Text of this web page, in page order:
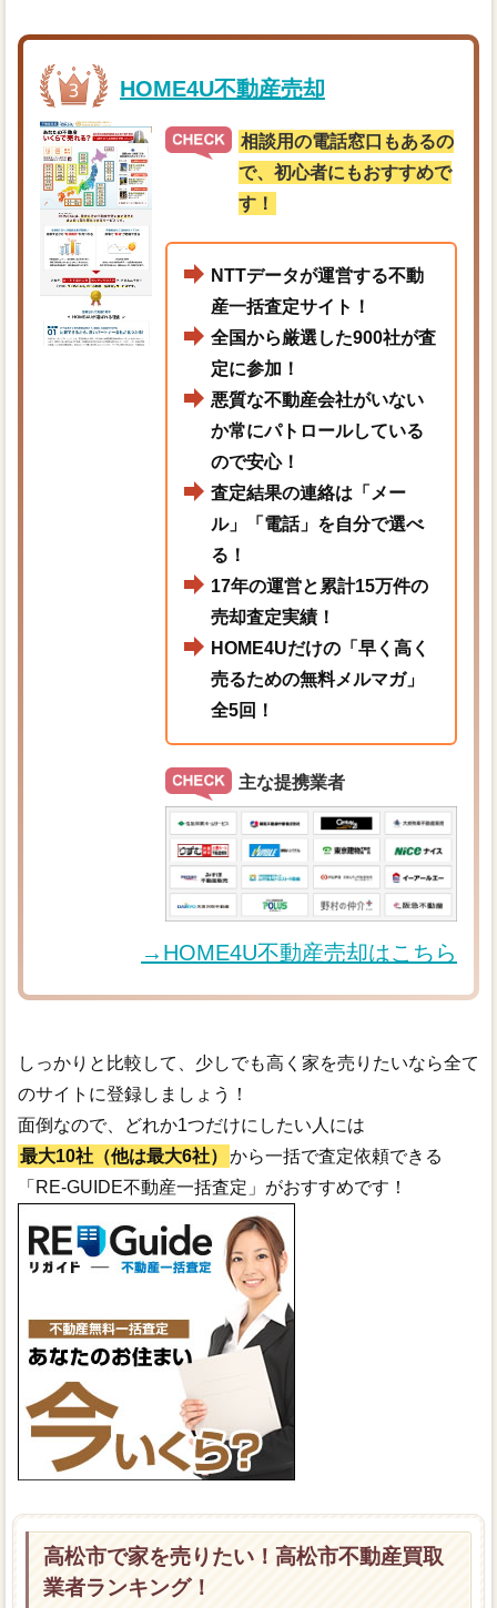
HOME4U不動産売却
相談用の電話窓口もあるの
で、初心者にもおすすめで
す！
NTTデータが運営する不動
産一括査定サイト！
全国から厳選した900社が査
定に参加！
悪質な不動産会社がいない
か常にパトロールしている
ので安心！
査定結果の連絡は「メー
ル」「電話」を自分で選べ
る！
17年の運営と累計15万件の
売却査定実績！
HOME4Uだけの「早く高く
売るための無料メルマガ」
全5回！
主な提携業者
→HOME4U不動産売却はこちら
しっかりと比較して、少しでも高く家を売りたいなら全て
のサイトに登録しましょう！
面倒なので、どれか1つだけにしたい人には
最大10社（他は最大6社）
から一括で査定依頼できる
「RE-GUIDE不動産一括査定」がおすすめです！
高松市で家を売りたい！高松市不動産買取
業者ランキング！